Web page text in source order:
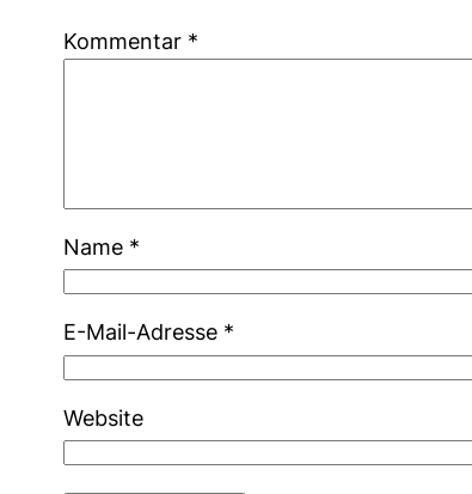
Kommentar *
Name *
E-Mail-Adresse *
Website